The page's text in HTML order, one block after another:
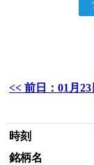
<< 前日：01月23
時刻
銘柄名